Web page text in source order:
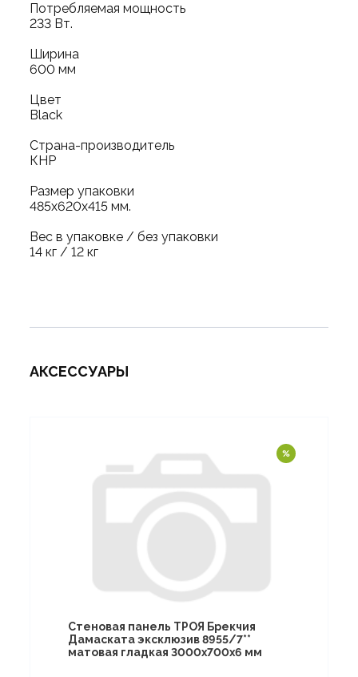
Потребляемая мощность
233 Вт.
Ширина
600 мм
Цвет
Black
Страна-производитель
КНР
Размер упаковки
485х620х415 мм.
Вес в упаковке / без упаковки
14 кг / 12 кг
АКСЕССУАРЫ
Стеновая панель ТРОЯ Брекчия
Дамаската эксклюзив 8955/7**
матовая гладкая 3000х700х6 мм